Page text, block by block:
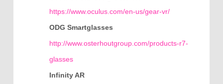
https://www.oculus.com/en-us/gear-vr/
ODG Smartglasses
http://www.osterhoutgroup.com/products-r7-
glasses
Infinity AR